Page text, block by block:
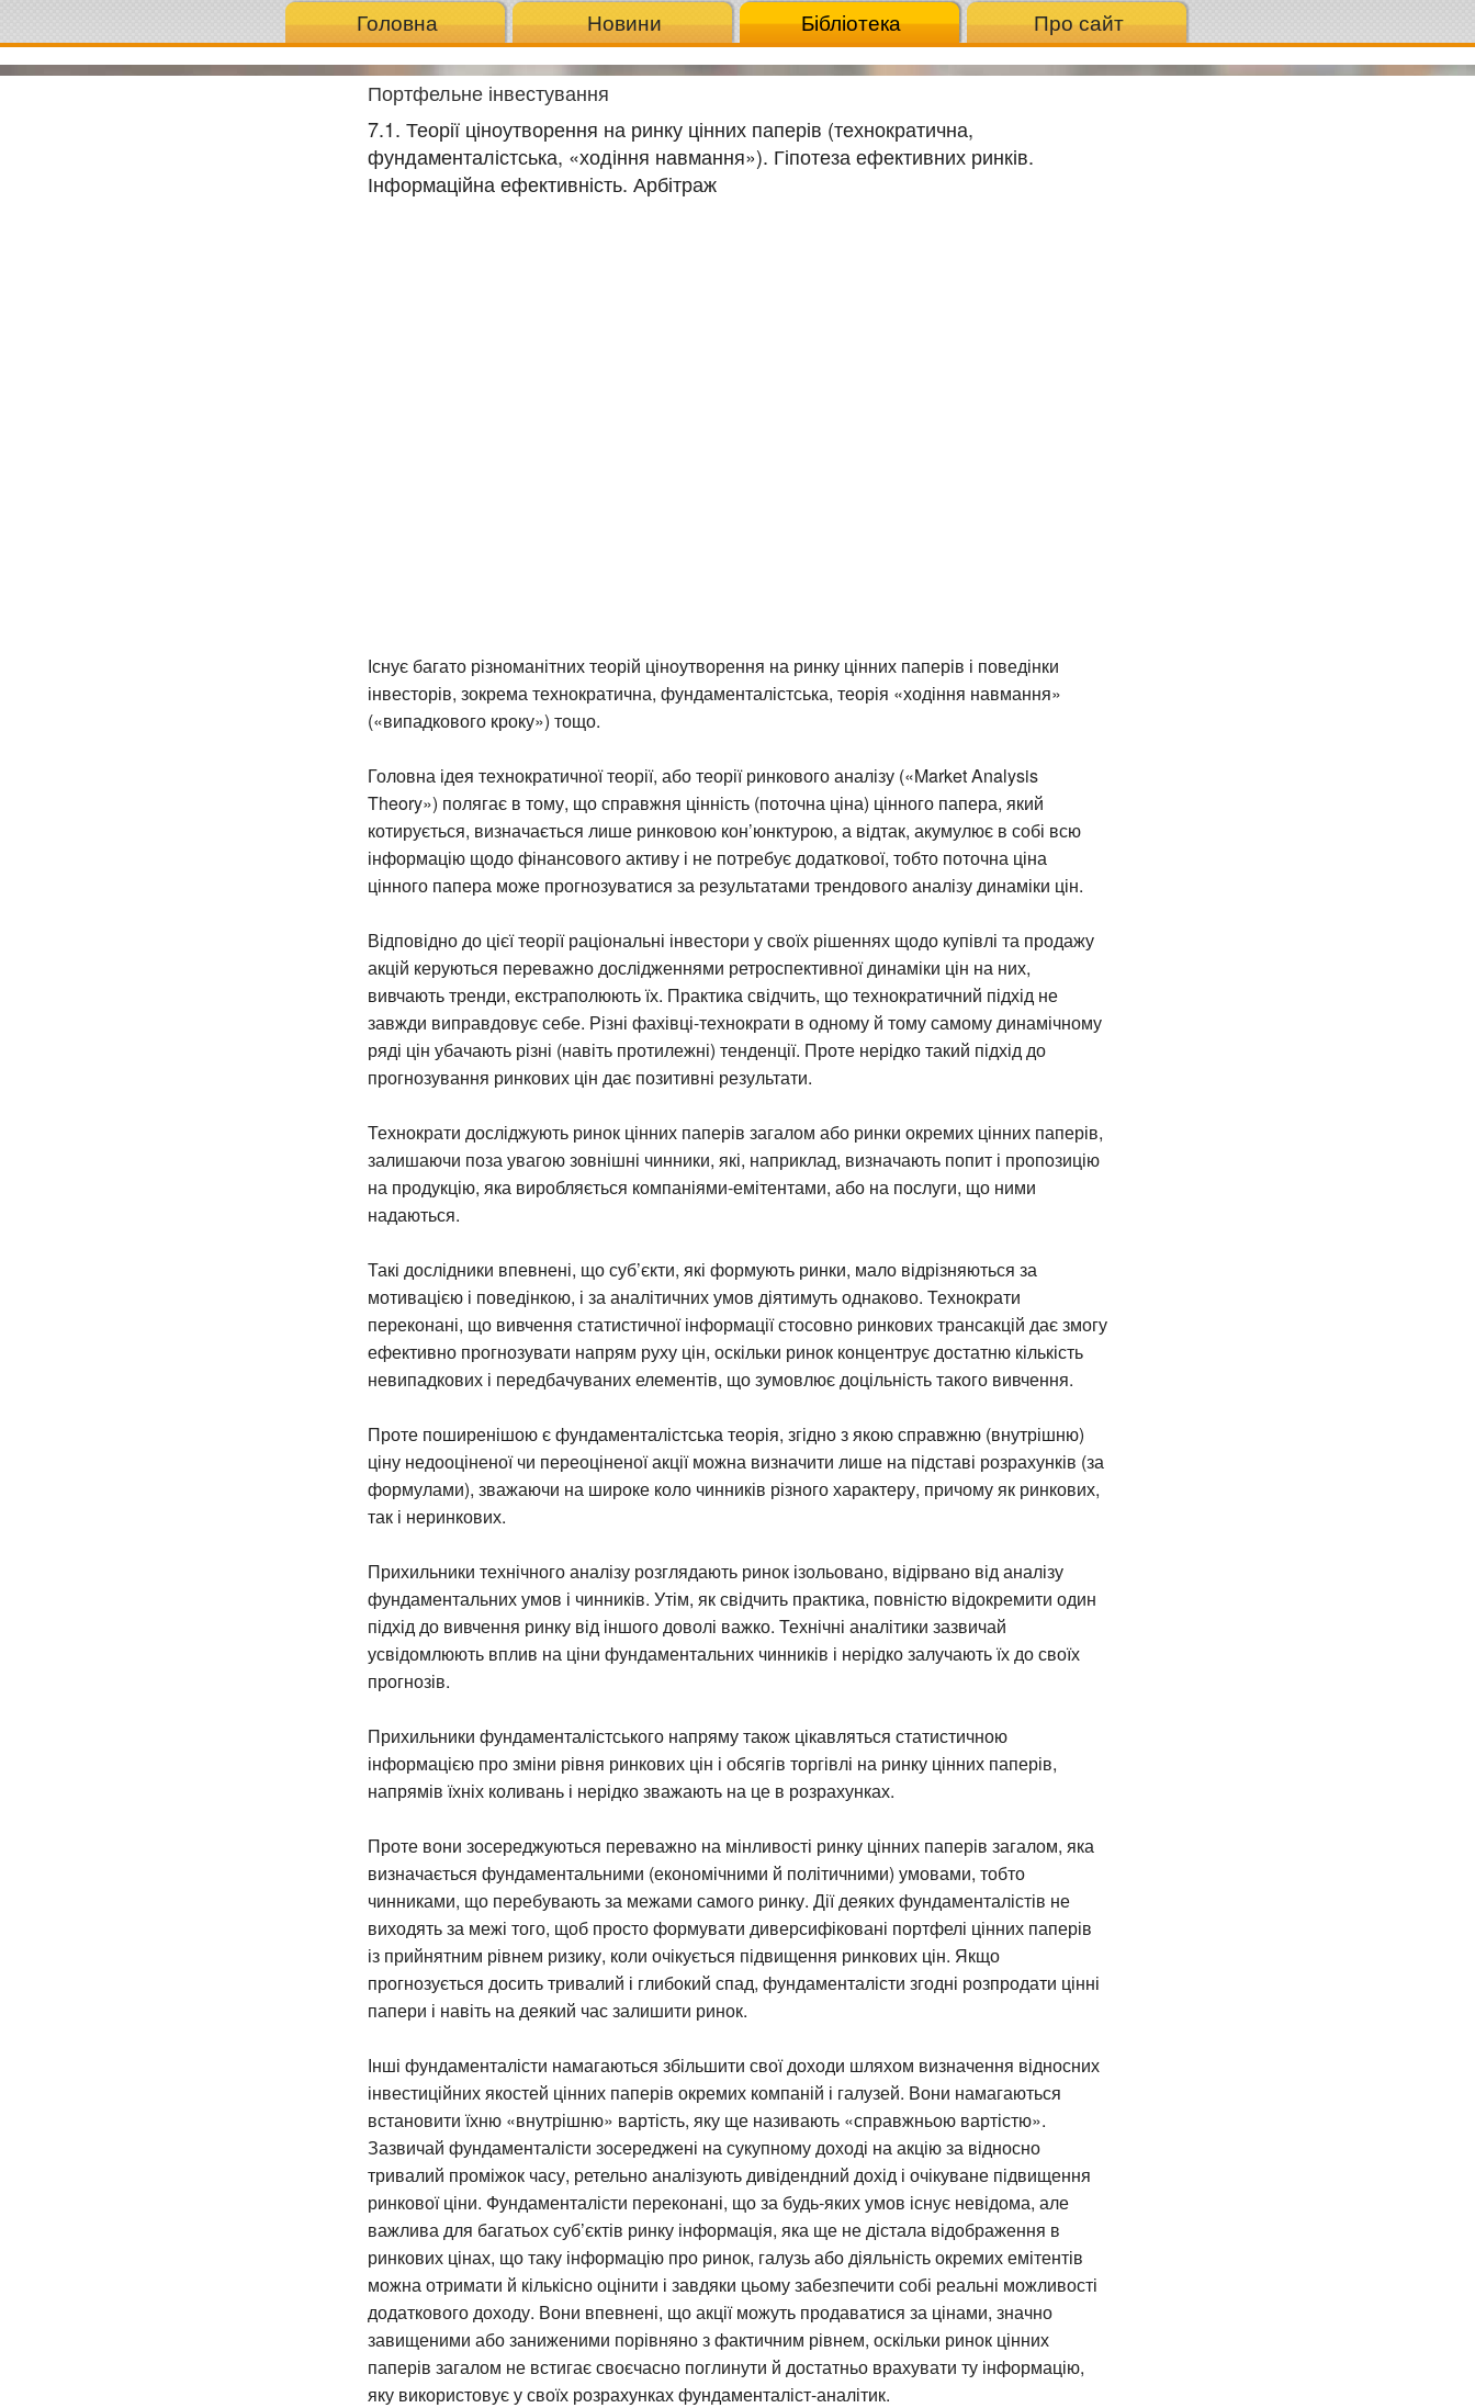
Головна Новини Бібліотека Про сайт
Портфельне інвестування
7.1. Теорії ціноутворення на ринку цінних паперів (технократична,
фундаменталістська, «ходіння навмання»). Гіпотеза ефективних ринків.
Інформаційна ефективність. Арбітраж
Існує багато різноманітних теорій ціноутворення на ринку цінних паперів і поведінки
інвесторів, зокрема технократична, фундаменталістська, теорія «ходіння навмання»
(«випадкового кроку») тощо.
Головна ідея технократичної теорії, або теорії ринкового аналізу («Market Analysis
Theory») полягає в тому, що справжня цінність (поточна ціна) цінного папера, який
котирується, визначається лише ринковою кон’юнктурою, а відтак, акумулює в собі всю
інформацію щодо фінансового активу і не потребує додаткової, тобто поточна ціна
цінного папера може прогнозуватися за результатами трендового аналізу динаміки цін.
Відповідно до цієї теорії раціональні інвестори у своїх рішеннях щодо купівлі та продажу
акцій керуються переважно дослідженнями ретроспективної динаміки цін на них,
вивчають тренди, екстраполюють їх. Практика свідчить, що технократичний підхід не
завжди виправдовує себе. Різні фахівці-технократи в одному й тому самому динамічному
ряді цін убачають різні (навіть протилежні) тенденції. Проте нерідко такий підхід до
прогнозування ринкових цін дає позитивні результати.
Технократи досліджують ринок цінних паперів загалом або ринки окремих цінних паперів,
залишаючи поза увагою зовнішні чинники, які, наприклад, визначають попит і пропозицію
на продукцію, яка виробляється компаніями-емітентами, або на послуги, що ними
надаються.
Такі дослідники впевнені, що суб’єкти, які формують ринки, мало відрізняються за
мотивацією і поведінкою, і за аналітичних умов діятимуть однаково. Технократи
переконані, що вивчення статистичної інформації стосовно ринкових трансакцій дає змогу
ефективно прогнозувати напрям руху цін, оскільки ринок концентрує достатню кількість
невипадкових і передбачуваних елементів, що зумовлює доцільність такого вивчення.
Проте поширенішою є фундаменталістська теорія, згідно з якою справжню (внутрішню)
ціну недооціненої чи переоціненої акції можна визначити лише на підставі розрахунків (за
формулами), зважаючи на широке коло чинників різного характеру, причому як ринкових,
так і неринкових.
Прихильники технічного аналізу розглядають ринок ізольовано, відірвано від аналізу
фундаментальних умов і чинників. Утім, як свідчить практика, повністю відокремити один
підхід до вивчення ринку від іншого доволі важко. Технічні аналітики зазвичай
усвідомлюють вплив на ціни фундаментальних чинників і нерідко залучають їх до своїх
прогнозів.
Прихильники фундаменталістського напряму також цікавляться статистичною
інформацією про зміни рівня ринкових цін і обсягів торгівлі на ринку цінних паперів,
напрямів їхніх коливань і нерідко зважають на це в розрахунках.
Проте вони зосереджуються переважно на мінливості ринку цінних паперів загалом, яка
визначається фундаментальними (економічними й політичними) умовами, тобто
чинниками, що перебувають за межами самого ринку. Дії деяких фундаменталістів не
виходять за межі того, щоб просто формувати диверсифіковані портфелі цінних паперів
із прийнятним рівнем ризику, коли очікується підвищення ринкових цін. Якщо
прогнозується досить тривалий і глибокий спад, фундаменталісти згодні розпродати цінні
папери і навіть на деякий час залишити ринок.
Інші фундаменталісти намагаються збільшити свої доходи шляхом визначення відносних
інвестиційних якостей цінних паперів окремих компаній і галузей. Вони намагаються
встановити їхню «внутрішню» вартість, яку ще називають «справжньою вартістю».
Зазвичай фундаменталісти зосереджені на сукупному доході на акцію за відносно
тривалий проміжок часу, ретельно аналізують дивідендний дохід і очікуване підвищення
ринкової ціни. Фундаменталісти переконані, що за будь-яких умов існує невідома, але
важлива для багатьох суб’єктів ринку інформація, яка ще не дістала відображення в
ринкових цінах, що таку інформацію про ринок, галузь або діяльність окремих емітентів
можна отримати й кількісно оцінити і завдяки цьому забезпечити собі реальні можливості
додаткового доходу. Вони впевнені, що акції можуть продаватися за цінами, значно
завищеними або заниженими порівняно з фактичним рівнем, оскільки ринок цінних
паперів загалом не встигає своєчасно поглинути й достатньо врахувати ту інформацію,
яку використовує у своїх розрахунках фундаменталіст-аналітик.